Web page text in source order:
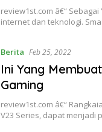
review1st.com â€“
internet dan teknologi.
Berita Feb 25, 2022
Ini Yang
Gaming
review1st.com â€“
V23 Series, dapat menjadi